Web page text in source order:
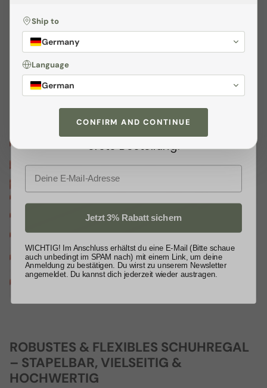
ROBUSTES & FLEXIBLES SCHUHREGAL
– STAPELBAR, VIELSEITIG &
HOCHWERTIG
Sichere dir
Melden dich jetzt zu unserem
Newsletteran und profitiere von
exklusivenAngebotensowie wertvollen
Tipps. Als kleines Dankeschön
schenken wir dir3% Rabattauf deine
erste Bestellung.
E-Mail
Jetzt 3% Rabatt sichern
WICHTIG! Im Anschluss erhältst du eine E-Mail (Bitte schaue
auch unbedingt im SPAM nach) mit einem Link, um deine
Anmeldung zu bestätigen. Du wirst zu unserem Newsletter
angemeldet. Du kannst dich jederzeit wieder austragen.
Ship to
Germany
Language
German
CONFIRM AND CONTINUE